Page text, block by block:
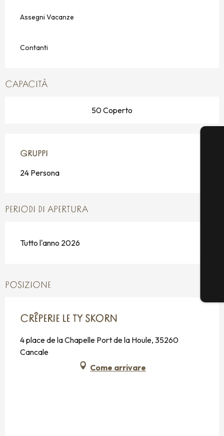
Assegni Vacanze
Contanti
CAPACITÀ
50 Coperto
GRUPPI
GRUPPI
24 Persona
PERIODI DI APERTURA
Tutto l'anno 2026
POSIZIONE
CRÊPERIE LE TY SKORN
4 place de la Chapelle Port de la Houle, 35260
Cancale
Come arrivare